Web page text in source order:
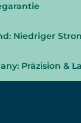
Niedriger
Präzision &